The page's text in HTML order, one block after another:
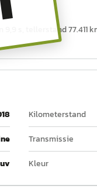
9,9 s, tellerstand
Kilometerstand
Transmissie
Kleur